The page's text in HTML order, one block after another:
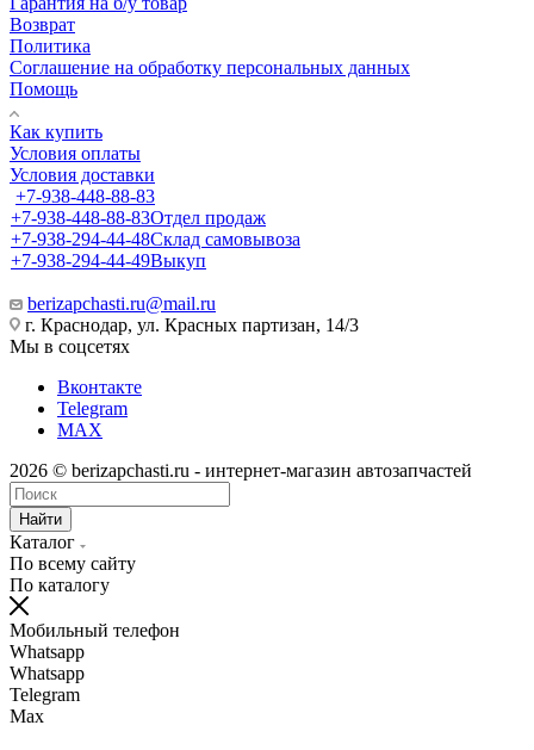
Возврат
Политика
Соглашение на обработку персональных данных
Помощь
Как купить
Условия оплаты
Условия доставки
+7-938-448-88-83
+7-938-448-88-83Отдел продаж
+7-938-294-44-48Склад самовывоза
+7-938-294-44-49Выкуп
berizapchasti.ru@mail.ru
г. Краснодар, ул. Красных партизан, 14/3
Мы в соцсетях
Вконтакте
Telegram
MAX
2026 © berizapchasti.ru - интернет-магазин автозапчастей
Найти
Каталог
По всему сайту
По каталогу
Мобильный телефон
Whatsapp
Whatsapp
Telegram
Max